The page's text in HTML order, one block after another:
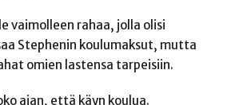
vaimolleen rahaa, jolla olisi
Stephenin koulumaksut, mutta
omien lastensa tarpeisiin.
ajan, että käyn koulua.